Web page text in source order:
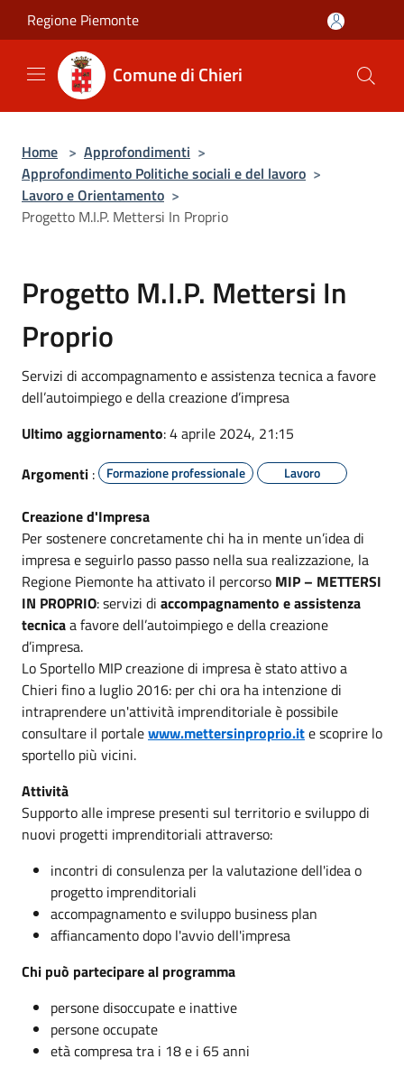
Salta al contenuto principale
Regione Piemonte
Comune di Chieri
Home > Approfondimenti >
Approfondimento Politiche sociali e del lavoro >
Lavoro e Orientamento >
Progetto M.I.P. Mettersi In Proprio
Progetto M.I.P. Mettersi In
Proprio
Servizi di accompagnamento e assistenza tecnica a favore
dell’autoimpiego e della creazione d’impresa
Ultimo aggiornamento: 4 aprile 2024, 21:15
Argomenti : Formazione professionale Lavoro
Creazione d'Impresa
Per sostenere concretamente chi ha in mente un’idea di
impresa e seguirlo passo passo nella sua realizzazione, la
Regione Piemonte ha attivato il percorso MIP – METTERSI
IN PROPRIO: servizi di accompagnamento e assistenza
tecnicaa favore dell’autoimpiego e della creazione
d’impresa.
Lo Sportello MIP creazione di impresa è stato attivo a
Chieri fino a luglio 2016: per chi ora ha intenzione di
intraprendere un'attività imprenditoriale è possibile
consultare il portalewww.mettersinproprio.ite scoprire lo
sportello più vicini.
Attività
Supporto alle imprese presenti sul territorio e sviluppo di
nuovi progetti imprenditoriali attraverso:
incontri di consulenza per la valutazione dell'idea o
progetto imprenditoriali
accompagnamento e sviluppo business plan
affiancamento dopo l'avvio dell'impresa
Chi può partecipare al programma
persone disoccupate e inattive
persone occupate
età compresa tra i 18 e i 65 anni